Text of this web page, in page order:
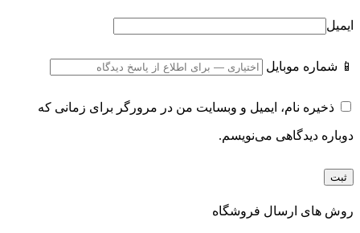
ایمیل
📱 شماره موبایل
ذخیره نام، ایمیل و وبسایت من در مرورگر برای زمانی که
دوباره دیدگاهی می‌نویسم.
روش های ارسال فروشگاه